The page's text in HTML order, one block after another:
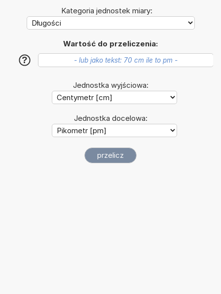
Kategoria jednostek miary:
Wartość do przeliczenia:
?
Jednostka wyjściowa:
Jednostka docelowa: